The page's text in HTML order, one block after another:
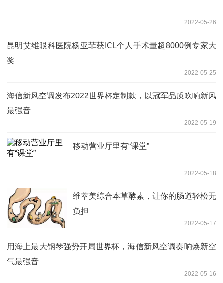
2022-05-26
昆明艾维眼科医院杨亚菲获ICL个人手术量超8000例专家大
奖
2022-05-25
海信新风空调发布2022世界杯定制款，以冠军品质吹响新风
最强音
2022-05-19
移动营业厅里有“课堂”
2022-05-18
维萃美综合本草酵素，让你的肠道轻松无
负担
2022-05-17
用海上最大钢琴强势开局世界杯，海信新风空调奏响焕新空
气最强音
2022-05-16